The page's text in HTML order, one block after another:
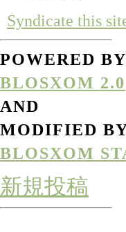
Syndicate this
POWERED BY
BLOSXOM 2.0
AND
MODIFIED
BLOSXOM
新規投稿